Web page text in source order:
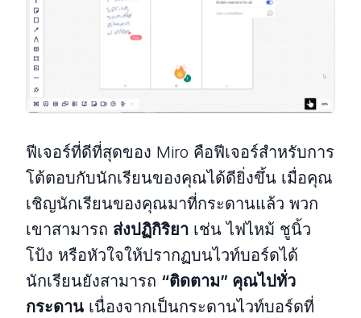
ฟีเจอร์ที่ดีที่สุดของ Miro คือฟีเจอร์สำหรับการ
โต้ตอบกับนักเรียนของคุณได้ดียิ่งขึ้น เมื่อคุณ
เชิญนักเรียนของคุณมาที่กระดานแล้ว พวก
เขาสามารถ ส่งปฏิกิริยา เช่น ไฟไหม้ ชูนิ้ว
โป้ง หรือหัวใจให้ปรากฏบนไวท์บอร์ดได้
นักเรียนยังสามารถ “ติดตาม” คุณไปทั่ว
กระดาน เนื่องจากเป็นกระดานไวท์บอร์ดที่